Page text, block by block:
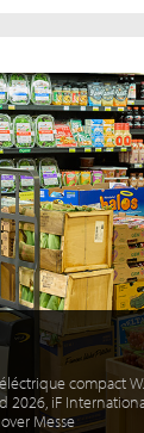
compact
2026, iF
Messe